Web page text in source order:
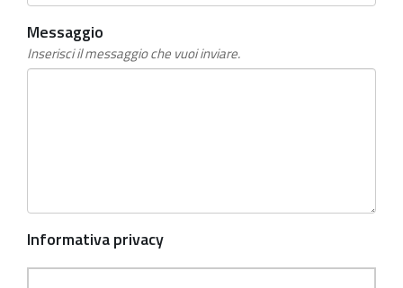
Messaggio
Inserisci il messaggio che vuoi inviare.
Informativa privacy